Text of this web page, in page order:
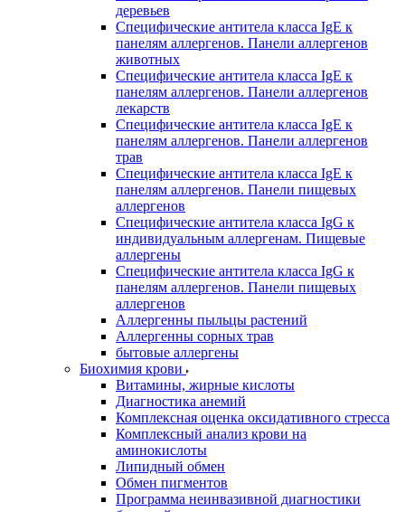
деревьев
Специфические антитела класса IgE к
панелям аллергенов. Панели аллергенов
животных
Специфические антитела класса IgE к
панелям аллергенов. Панели аллергенов
лекарств
Специфические антитела класса IgE к
панелям аллергенов. Панели аллергенов
трав
Специфические антитела класса IgE к
панелям аллергенов. Панели пищевых
аллергенов
Специфические антитела класса IgG к
индивидуальным аллергенам. Пищевые
аллергены
Специфические антитела класса IgG к
панелям аллергенов. Панели пищевых
аллергенов
Аллергенны пыльцы растений
Аллергенны сорных трав
бытовые аллергены
Биохимия крови
Витамины, жирные кислоты
Диагностика анемий
Комплексная оценка оксидативного стресса
Комплексный анализ крови на
аминокислоты
Липидный обмен
Обмен пигментов
Программа неинвазивной диагностики